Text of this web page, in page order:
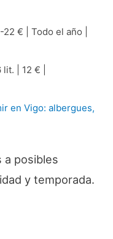
€ | Todo el año |
| 12 € |
en Vigo: albergues,
a posibles
y temporada.